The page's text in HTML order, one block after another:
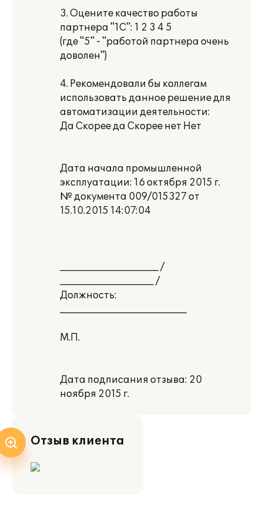
3. Оцените качество работы
партнера "1С": 1 2 3 4 5
(где "5" - "работой партнера очень
доволен")
4. Рекомендовали бы коллегам
использовать данное решение для
автоматизации деятельности:
Да Скорее да Скорее нет Нет
Дата начала промышленной
эксплуатации: 16 октября 2015 г.
№ документа 009/015327 от
15.10.2015 14:07:04
_____________________ /
____________________ /
Должность:
___________________________
М.П.
Дата подписания отзыва: 20
ноября 2015 г.
Отзыв клиента